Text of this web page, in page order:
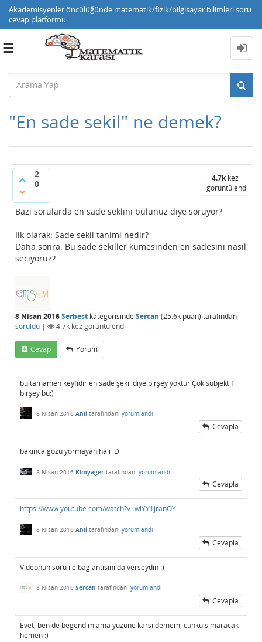
Akademisyenler öncülüğünde matematik/fizik/bilgisayar bilimleri soru
cevap platformu
Toggle
"En sade sekil" ne demek?
2
0
4.7kkez
görüntülendi
Bazi sorularda en sade seklini bulunuz diye soruyor?
Ilk olarak: Sade sekil tanimi nedir?
Daha sonra: Bu sade sekiller kumesinden en sadesini nasil
seciyoruz?
8 Nisan 2016Serbest kategorisinde Sercan (25.6k puan) tarafından
soruldu | 4.7k kez görüntülendi
Cevap Yorum
bu tamamen keyfidir en sade şekil diye birşey yoktur.Çok subjektif
birşey bu:)
8 Nisan 2016 Anil tarafından yorumlandı
Cevapla
bakınca gözü yormayan hali :D
8 Nisan 2016 Kimyager tarafından yorumlandı
Cevapla
https://www.youtube.com/watch?v=wlYY1jranOY .
8 Nisan 2016 Anil tarafından yorumlandı
Cevapla
Videonun soru ile baglantisini da verseydin :)
8 Nisan 2016 Sercan tarafından yorumlandı
Cevapla
Evet, ben de begendim ama yuzune karsi demem, cunku simaracak
hemen :)